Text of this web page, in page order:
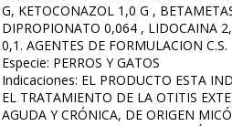
G, KETOCONAZOL 1,0 G ,
DIPROPIONATO 0,064 , LIDOCAINA
0,1. AGENTES DE FORMULACION C.S.
Especie: PERROS Y GATOS
Indicaciones: EL PRODUCTO ESTA
EL TRATAMIENTO DE LA OTITIS
AGUDA Y CRÓNICA, DE ORIGEN